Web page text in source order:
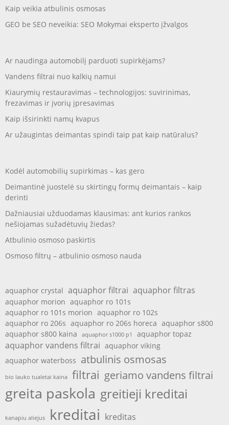
Kaip veikia atbulinis osmosas
GEO be SEO neveikia: SEO Mokymai eksperto įžvalgos
Ar naudinga automobilį parduoti supirkėjams?
Vandens filtrai nuo kalkių namui
Kiaurymių restauravimas – technologijos: suvirinimas,
frezavimas ir įvorių įpresavimas
Kaip išsirinkti namų kvapus
Ar užaugintas deimantas spindi taip pat kaip natūralus?
Kodėl automobilių supirkimas – kas gero
Deimantinė juostelė su skirtingų formų deimantais – kaip
derinti
Dažniausiai užduodamas klausimas: ant kurios rankos
nešiojamas sužadėtuvių žiedas?
Atbulinio osmoso paskirtis
Osmoso filtrų – atbulinio osmoso nauda
aquaphor crystal aquaphor filtrai aquaphor filtras
aquaphor morion aquaphor ro 101s
aquaphor ro 101s morion aquaphor ro 102s
aquaphor ro 206s aquaphor ro 206s horeca aquaphor s800
aquaphor s800 kaina
aquaphor s1000 p1 aquaphor topaz
aquaphor vandens filtrai aquaphor viking
aquaphor waterboss atbulinis osmosas
bio lauko tualetai kaina filtrai geriamo vandens filtrai
greita paskola greitieji kreditai
kanapiu aliejus kreditai kreditas